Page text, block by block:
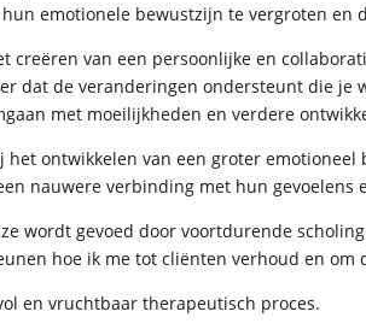
emotionele bewustzijn te vergroten
creëren van een persoonlijke en
dat de veranderingen ondersteunt die
met moeilijkheden en verdere
het ontwikkelen van een groter
nauwere verbinding met hun gevoelens
wordt gevoed door voortdurende
hoe ik me tot cliënten verhoud en
en vruchtbaar therapeutisch proces.